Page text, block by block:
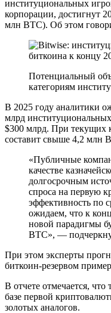
институциональных
корпорации, достигнут
млн BTC). Об этом
Потенциальный
категориям
В 2025 году аналитики
млрд
$300 млрд. При текущих
составит свыше 4,2 млн
«Публичные
качестве
долгосрочным
спроса на первую
эффективность по
ожидаем, что к
новой парадигмы
BTC», —
При этом эксперты
биткоин-резервом
В отчете отмечается,
базе первой
золотых аналогов.